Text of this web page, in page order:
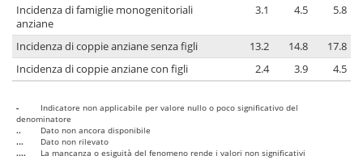
Incidenza di famiglie monogenitoriali
anziane
3.1 4.5 5.8
Incidenza di coppie anziane senza figli 13.2 14.8
17.8
Incidenza di coppie anziane con figli
2.4 3.9 4.5
-
Indicatore non applicabile per valore nullo o poco significativo del
denominatore
..
Dato non ancora disponibile
...
Dato non rilevato
....
La mancanza o esiguità del fenomeno rende i valori non significativi